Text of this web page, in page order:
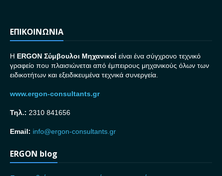
ΕΠΙΚΟΙΝΩΝΙΑ
H ERGON Σύμβουλοι Μηχανικοί είναι ένα σύγχρονο τεχνικό
γραφείο που πλαισιώνεται από έμπειρους μηχανικούς όλων των
ειδικοτήτων και εξειδικευμένα τεχνικά συνεργεία.
www.ergon-consultants.gr
Τηλ.: 2310 841656
Email: info@ergon-consultants.gr
ERGON blog